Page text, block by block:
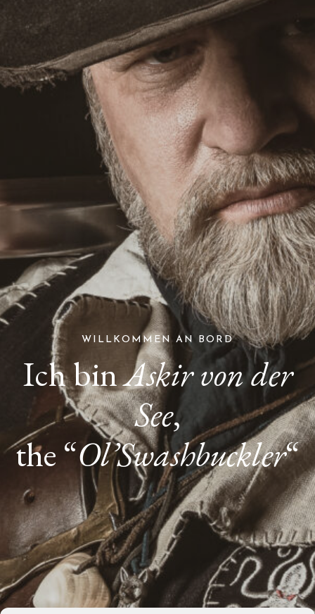
WILLKOMMEN AN BORD
Ich binAskir von der
See,
the “Ol’Swashbuckler“